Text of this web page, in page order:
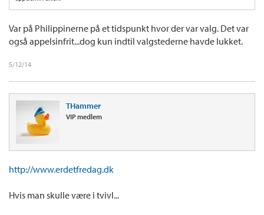
Var på Philippinerne på et tidspunkt hvor der var valg. Det var
også appelsinfrit...dog kun indtil valgstederne havde lukket.
5/12/14
THammer
VIP medlem
http://www.erdetfredag.dk
Hvis man skulle være i tvivl...